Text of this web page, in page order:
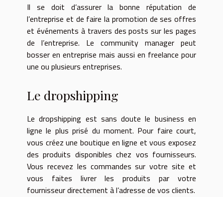
Il se doit d’assurer la bonne réputation de
l’entreprise et de faire la promotion de ses offres
et événements à travers des posts sur les pages
de l’entreprise. Le community manager peut
bosser en entreprise mais aussi en freelance pour
une ou plusieurs entreprises.
Le dropshipping
Le dropshipping est sans doute le business en
ligne le plus prisé du moment. Pour faire court,
vous créez une boutique en ligne et vous exposez
des produits disponibles chez vos fournisseurs.
Vous recevez les commandes sur votre site et
vous faites livrer les produits par votre
fournisseur directement à l’adresse de vos clients.